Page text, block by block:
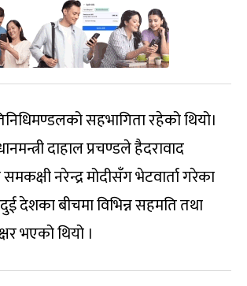
सहभागिता रहेको थियो।
दाहाल प्रचण्डले हैदरावाद
नरेन्द्र मोदीसँग भेटवार्ता गरेका
देशका बीचमा विभिन्न सहमति तथा
भएको थियो ।